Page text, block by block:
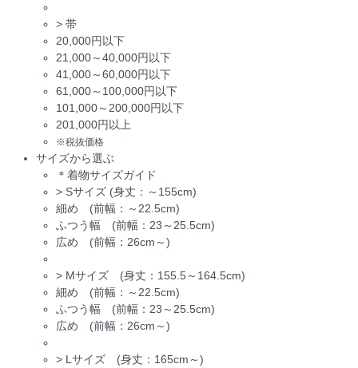
> 帯
20,000円以下
21,000～40,000円以下
41,000～60,000円以下
61,000～100,000円以下
101,000～200,000円以下
201,000円以上
※税抜価格
サイズから選ぶ
＊着物サイズガイド
> Sサイズ (身丈：～155cm)
細め (前幅：～22.5cm)
ふつう幅 (前幅：23～25.5cm)
広め (前幅：26cm～)
> Mサイズ (身丈：155.5～164.5cm)
細め (前幅：～22.5cm)
ふつう幅 (前幅：23～25.5cm)
広め (前幅：26cm～)
> Lサイズ (身丈：165cm～)